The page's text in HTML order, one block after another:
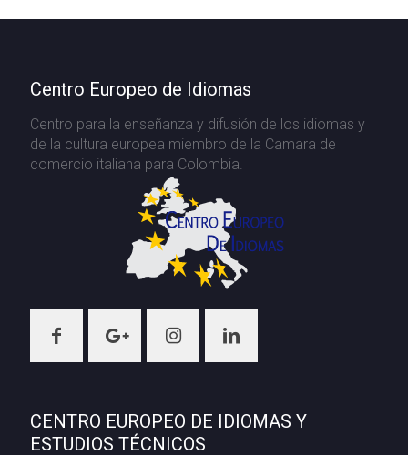
Centro Europeo de Idiomas
Centro para la enseñanza y difusión de los idiomas y
de la cultura europea miembro de la Camara de
comercio italiana para Colombia.
CENTRO EUROPEO DE IDIOMAS Y
ESTUDIOS TÉCNICOS